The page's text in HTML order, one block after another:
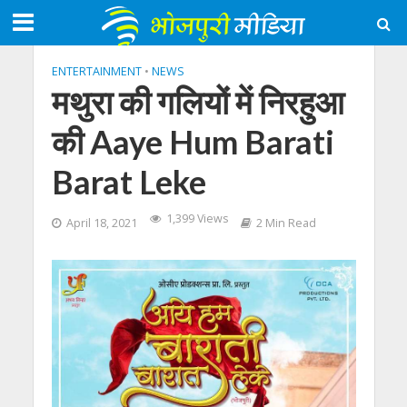
ENTERTAINMENT • NEWS
मथुरा की गलियों में निरहुआ
की Aaye Hum Barati
Barat Leke
April 18, 2021 1,399 Views 2 Min Read